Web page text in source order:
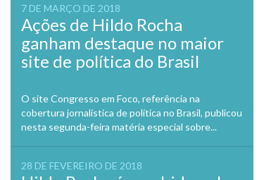
7 DE MARÇO DE 2018
Ações de Hildo Rocha
ganham destaque no maior
site de política do Brasil
O site Congresso em Foco, referência na
cobertura jornalística de política no Brasil, publicou
nesta segunda-feira matéria especial sobre...
28 DE FEVEREIRO DE 2018